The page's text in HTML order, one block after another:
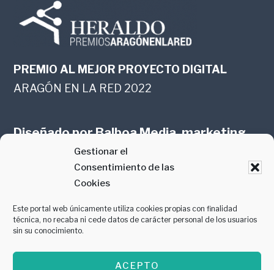
Gestionar el
Consentimiento de las
Cookies
Este portal web únicamente utiliza cookies propias con finalidad
técnica, no recaba ni cede datos de carácter personal de los usuarios
sin su conocimiento.
ACEPTO
PREMIO AL MEJOR PROYECTO DIGITAL
ARAGÓN EN LA RED 2022
Diseñado porBalboa Media, marketing
online en Zaragoza
PREMIO AL MEJOR CONTENIDO